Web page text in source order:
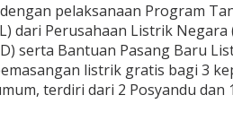
pelaksanaan Program
dari Perusahaan Listrik
serta Bantuan Pasang Baru
listrik gratis bagi 3
terdiri dari 2 Posyandu dan